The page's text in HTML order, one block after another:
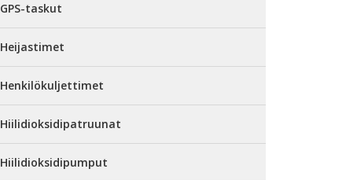
GPS-taskut
Heijastimet
Henkilökuljettimet
Hiilidioksidipatruunat
Hiilidioksidipumput